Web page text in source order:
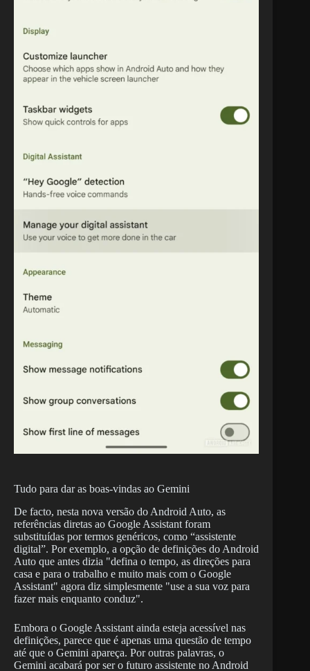
Tudo para dar as boas-vindas ao Gemini
De facto, nesta nova versão do Android Auto, as
referências diretas ao Google Assistant foram
substituídas por termos genéricos, como “assistente
digital”. Por exemplo, a opção de definições do Android
Auto que antes dizia "defina o tempo, as direções para
casa e para o trabalho e muito mais com o Google
Assistant" agora diz simplesmente "use a sua voz para
fazer mais enquanto conduz".
Embora o Google Assistant ainda esteja acessível nas
definições, parece que é apenas uma questão de tempo
até que o Gemini apareça. Por outras palavras, o
Gemini acabará por ser o futuro assistente no Android